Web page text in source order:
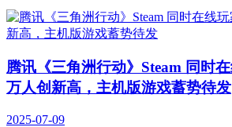
腾讯《三角洲行动》Steam 同时
万人创新高，主机版游戏蓄势待发
2025-07-09